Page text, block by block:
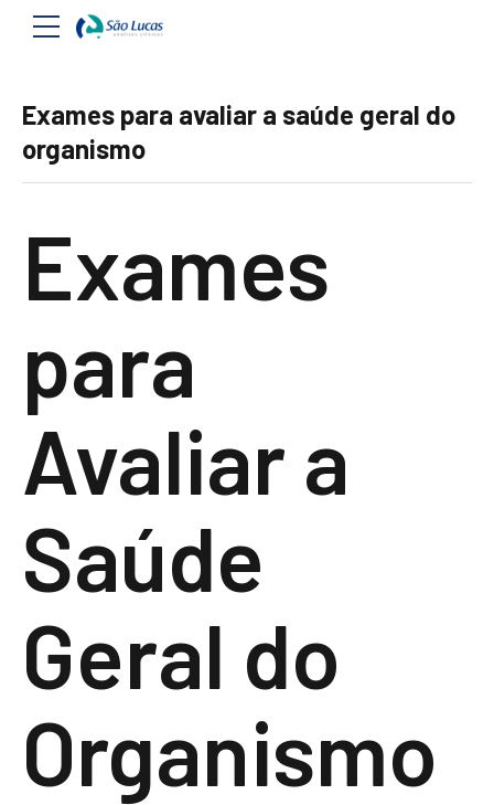
Exames para avaliar a saúde geral do
organismo
Exames
para
Avaliar a
Saúde
Geral do
Organismo